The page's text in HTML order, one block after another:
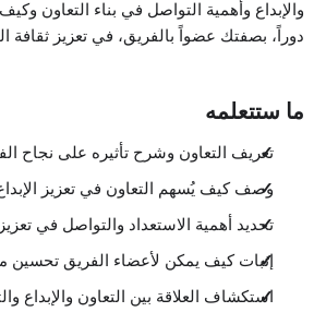
والإبداع وأهمية التواصل في بناء التعاون
دوراً، بصفتك عضواً بالفريق، في تعزيز ثقافة
ما ستتعلمه
تعريف التعاون وشرح تأثيره على نجاح
وصف كيف يُسهم التعاون في تعزيز
تحديد أهمية الاستعداد والتواصل في
إثبات كيف يمكن لأعضاء الفريق تحسين
استكشاف العلاقة بين التعاون والإبداع